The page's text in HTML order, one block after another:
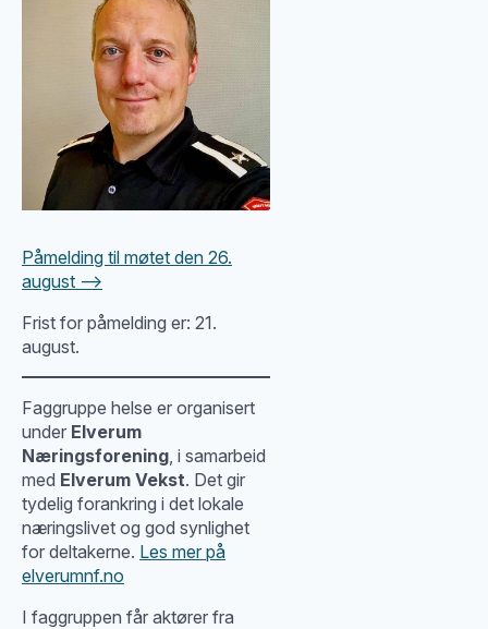
Påmelding til møtet den 26.
august –>
Frist for påmelding er: 21.
august.
Faggruppe helse er organisert
under Elverum
Næringsforening, i samarbeid
med Elverum Vekst. Det gir
tydelig forankring i det lokale
næringslivet og god synlighet
for deltakerne. Les mer på
elverumnf.no
I faggruppen får aktører fra